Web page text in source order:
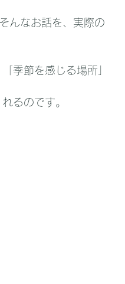
んなお話を、実際の
季節を感じる場所」
るのです。